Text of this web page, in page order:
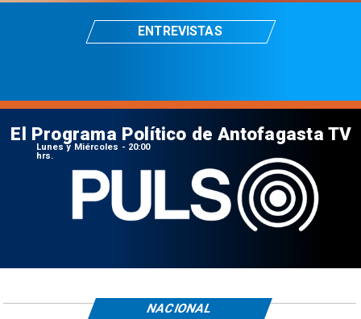
ENTREVISTAS
El Programa Político de Antofagasta TV
Lunes y Miércoles - 20:00
hrs.
NACIONAL